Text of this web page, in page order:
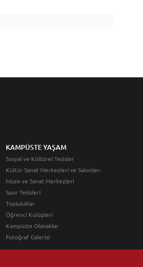
KAMPÜSTE YAŞAM
Sosyal ve Kültürel Tesisler
Kültür Sanat Merkezleri ve Salonları
Müze ve Sanat Merkezleri
Spor Tesisleri
Topluluklar
Öğrenci Kulüpleri
Kampüste Olanaklar
Fotoğraf Galerisi